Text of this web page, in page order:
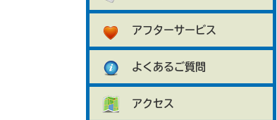
アフターサービス
よくあるご質問
アクセス